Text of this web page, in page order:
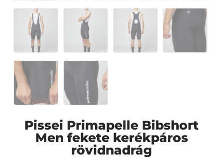
Pissei Primapelle Bibshort
Men fekete kerékpáros
rövidnadrág